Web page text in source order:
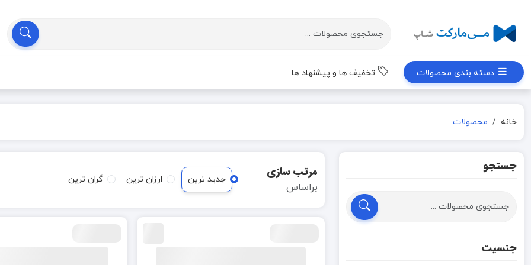
دسته بندی محصولات تخفیف ها و پیشنهاد ها
خانه محصولات
جستجو
جنسیت
مرتب سازی
براساس
جدید ترین ارزان ترین گران ترین